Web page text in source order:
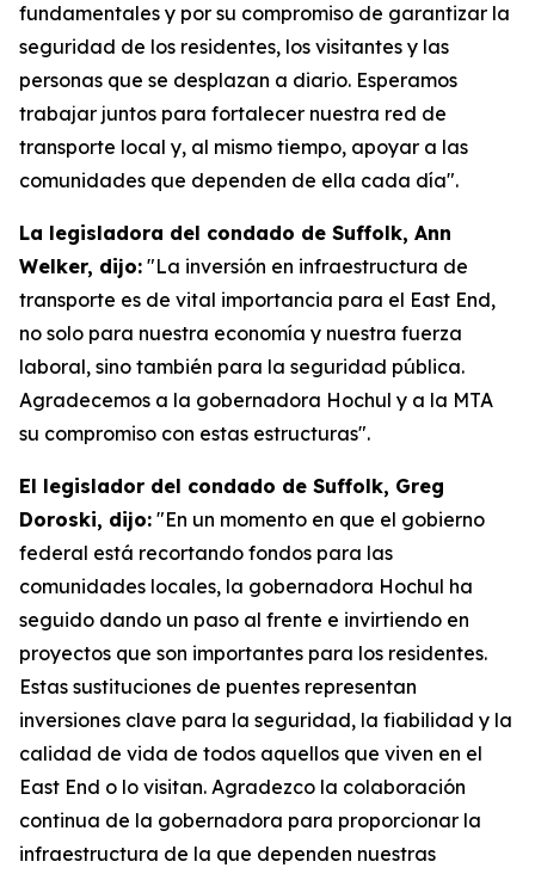
fundamentales y por su compromiso de garantizar la
seguridad de los residentes, los visitantes y las
personas que se desplazan a diario. Esperamos
trabajar juntos para fortalecer nuestra red de
transporte local y, al mismo tiempo, apoyar a las
comunidades que dependen de ella cada día".
La legisladora del condado de Suffolk, Ann
Welker, dijo: "La inversión en infraestructura de
transporte es de vital importancia para el East End,
no solo para nuestra economía y nuestra fuerza
laboral, sino también para la seguridad pública.
Agradecemos a la gobernadora Hochul y a la MTA
su compromiso con estas estructuras".
El legislador del condado de Suffolk, Greg
Doroski, dijo: "En un momento en que el gobierno
federal está recortando fondos para las
comunidades locales, la gobernadora Hochul ha
seguido dando un paso al frente e invirtiendo en
proyectos que son importantes para los residentes.
Estas sustituciones de puentes representan
inversiones clave para la seguridad, la fiabilidad y la
calidad de vida de todos aquellos que viven en el
East End o lo visitan. Agradezco la colaboración
continua de la gobernadora para proporcionar la
infraestructura de la que dependen nuestras